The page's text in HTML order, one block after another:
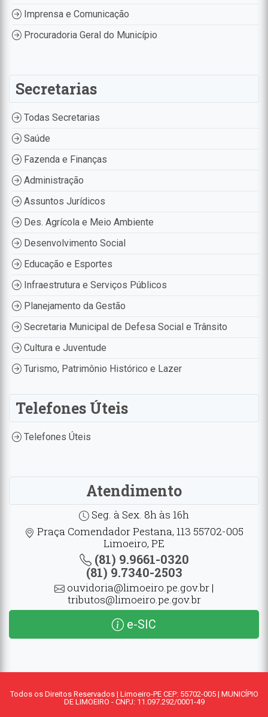
Imprensa e Comunicação
Procuradoria Geral do Município
Secretarias
Todas Secretarias
Saúde
Fazenda e Finanças
Administração
Assuntos Jurídicos
Des. Agrícola e Meio Ambiente
Desenvolvimento Social
Educação e Esportes
Infraestrutura e Serviços Públicos
Planejamento da Gestão
Secretaria Municipal de Defesa Social e Trânsito
Cultura e Juventude
Turismo, Patrimônio Histórico e Lazer
Telefones Úteis
Telefones Úteis
Atendimento
Seg. à Sex. 8h às 16h
Praça Comendador Pestana, 113 55702-005
Limoeiro, PE
(81) 9.9661-0320
(81) 9.7340-2503
ouvidoria@limoeiro.pe.gov.br |
tributos@limoeiro.pe.gov.br
e-SIC
Todos os Direitos Reservados | Limoeiro-PE CEP: 55702-005 | MUNICÍPIO
DE LIMOEIRO - CNPJ: 11.097.292/0001-49